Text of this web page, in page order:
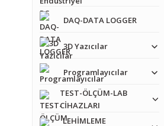
DAQ-DATA LOGGER
3D Yazıcılar
Programlayıcılar
TEST-ÖLÇÜM-LAB
CİHAZLARI
LEHİMLEME